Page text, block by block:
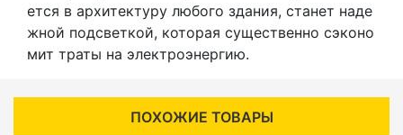
ется в архитектуру любого здания, станет наде
жной подсветкой, которая существенно сэконо
мит траты на электроэнергию.
ПОХОЖИЕ ТОВАРЫ